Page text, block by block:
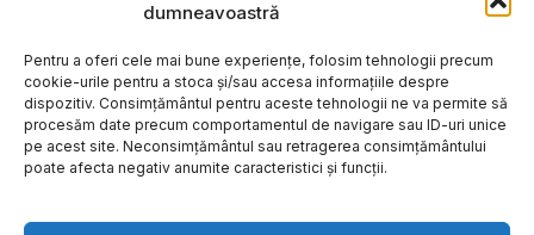
dumneavoastră
Pentru a oferi cele mai bune experiențe, folosim tehnologii precum
cookie-urile pentru a stoca și/sau accesa informațiile despre
dispozitiv. Consimțământul pentru aceste tehnologii ne va permite să
procesăm date precum comportamentul de navigare sau ID-uri unice
pe acest site. Neconsimțământul sau retragerea consimțământului
poate afecta negativ anumite caracteristici și funcții.